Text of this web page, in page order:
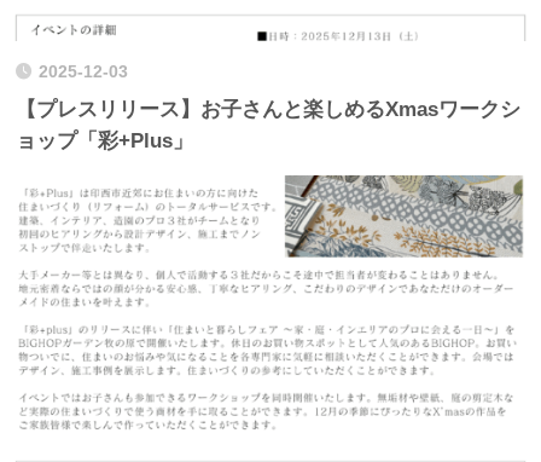
2025-12-03
【プレスリリース】お子さんと楽しめるXmasワークシ
ョップ「彩+Plus」